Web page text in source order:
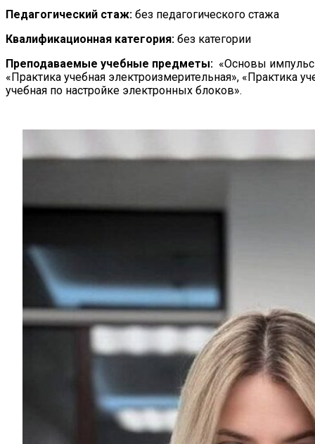
Педагогический стаж: без педагогического стажа
Квалификационная категория: без категории
Преподаваемые учебные предметы: «Основы
«Практика учебная электроизмерительная», «Практика
учебная по настройке электронных блоков».